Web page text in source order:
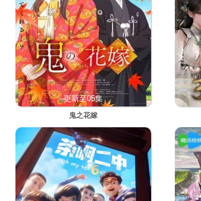
更新至05集
鬼之花嫁